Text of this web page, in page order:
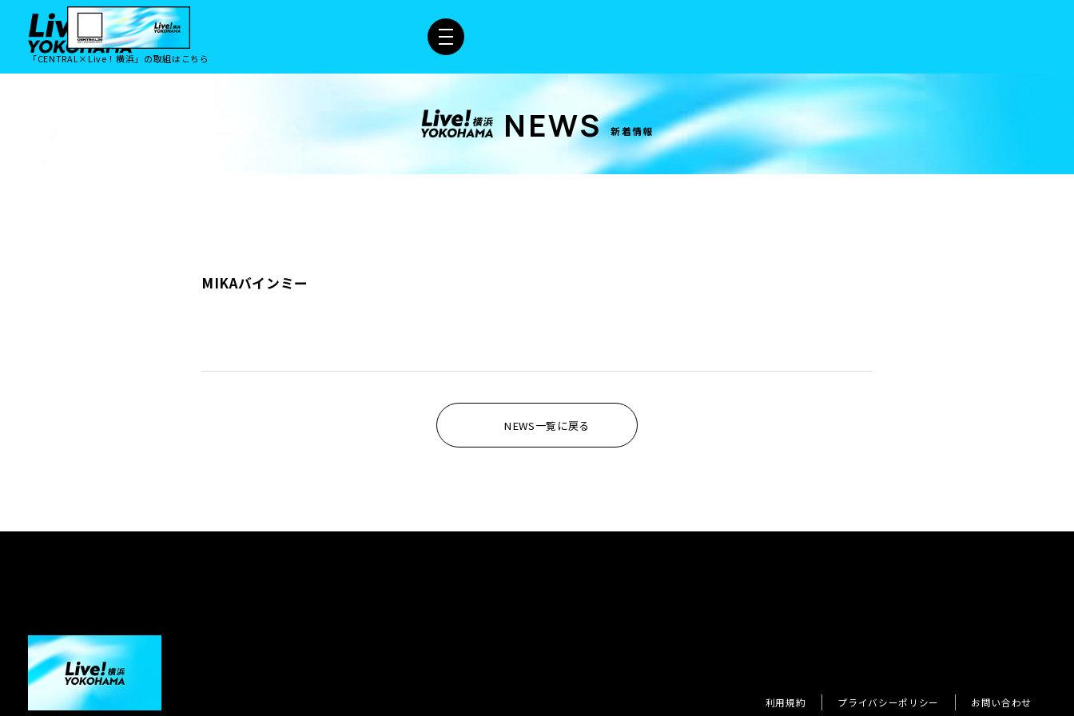
「CENTRAL×Live！横浜」の取組はこちら
NEWS 新着情報
MIKAバインミー
NEWS一覧に戻る
利用規約 プライバシーポリシー お問い合わせ